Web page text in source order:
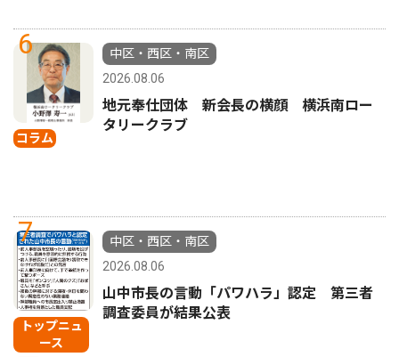
6
コラム
中区・西区・南区
2026.08.06
地元奉仕団体 新会長の横顔 横浜南ロー
タリークラブ
7
トップニュ
ース
中区・西区・南区
2026.08.06
山中市長の言動「パワハラ」認定 第三者
調査委員が結果公表